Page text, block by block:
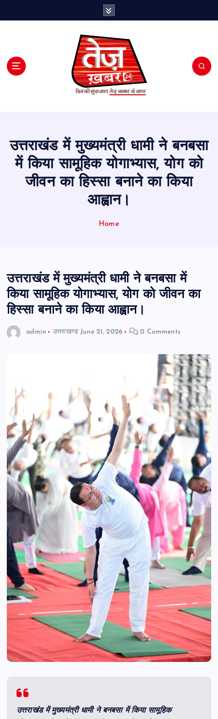
उत्तराखंड में मुख्यमंत्री धामी ने बनबसा
में किया सामूहिक योगाभ्यास, योग को
जीवन का हिस्सा बनाने का किया
आह्वान।
Home
उत्तराखंड में मुख्यमंत्री धामी ने बनबसा में
किया सामूहिक योगाभ्यास, योग को जीवन का
हिस्सा बनाने का किया आह्वान।
admin उत्तराखण्ड June 21, 2026 0 Comments
उत्तराखंड में मुख्यमंत्री धामी ने बनबसा में किया सामूहिक